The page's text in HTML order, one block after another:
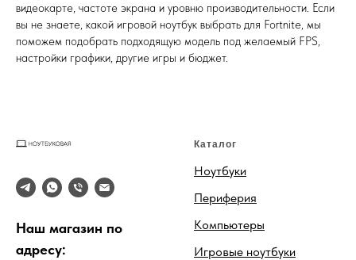
видеокарте, частоте экрана и уровню производительности. Если
вы не знаете, какой игровой ноутбук выбрать для Fortnite, мы
поможем подобрать подходящую модель под желаемый FPS,
настройки графики, другие игры и бюджет.
Наш магазин по
адресу:
Каталог
Ноутбуки
Периферия
Компьютеры
Игровые ноутбуки